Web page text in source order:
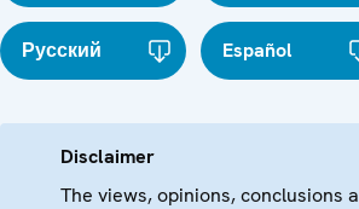
Русский Español
Disclaimer
The views, opinions, conclusions